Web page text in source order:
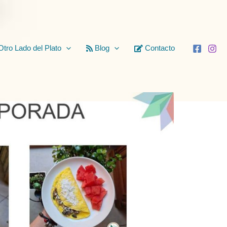
Lado del Plato Blog Contacto